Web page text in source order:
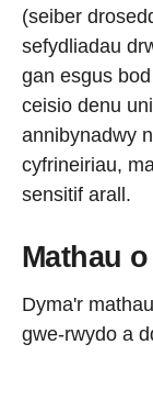
(seiber
sefydliadau
gan esgus
ceisio denu
annibynadwy
cyfrineiriau,
sensitif arall.
Mathau
Dyma'r
gwe-rwydo a